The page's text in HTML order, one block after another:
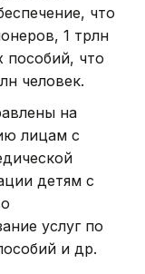
что
1 трлн
пособий, что
человек.
на
лицам с
детям с
услуг по
и др.